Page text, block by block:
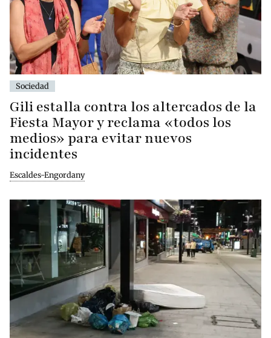
Sociedad
Gili estalla contra los altercados de la
Fiesta Mayor y reclama «todos los
medios» para evitar nuevos
incidentes
Escaldes-Engordany